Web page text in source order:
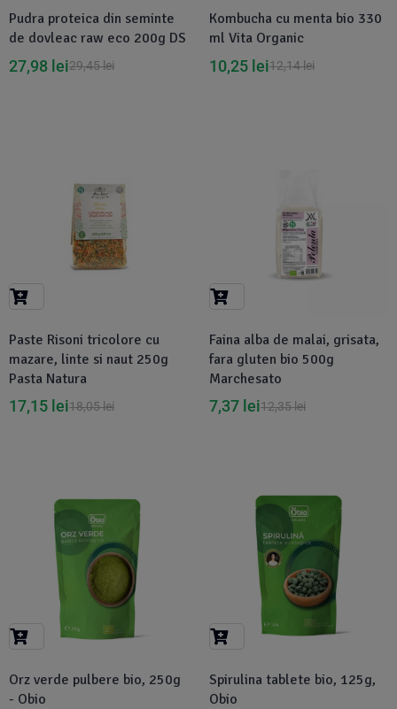
Pudra proteica din seminte
de dovleac raw eco 200g DS
29,45lei
27,98 lei
Kombucha cu menta bio 330
ml Vita Organic
12,14lei
10,25 lei
Paste Risoni tricolore cu
mazare, linte si naut 250g
Pasta Natura
18,05lei
17,15 lei
Faina alba de malai, grisata,
fara gluten bio 500g
Marchesato
12,35lei
7,37 lei
Orz verde pulbere bio, 250g
- Obio
Spirulina tablete bio, 125g,
Obio